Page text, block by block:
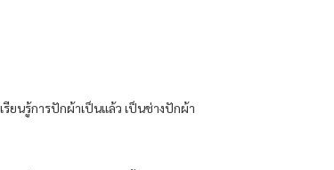
ยนรู้การปักผ้าเป็นแล้ว เป็นช่างปักผ้า